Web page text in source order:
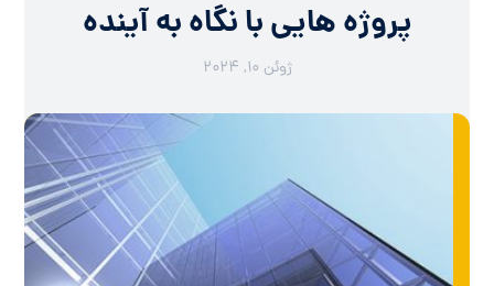
پروژه هایی با نگاه به آینده
ژوئن ۱۰, ۲۰۲۴